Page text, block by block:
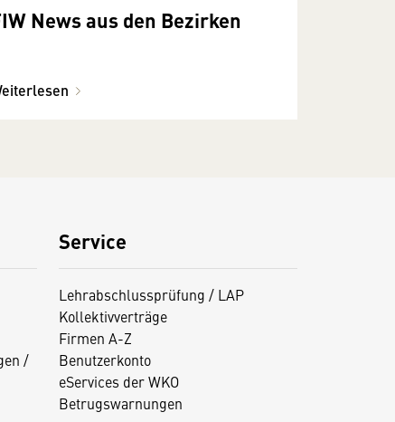
News aus den Bezirken
/
Service
Lehrabschlussprüfung / LAP
Kollektivverträge
Firmen A-Z
Benutzerkonto
eServices der WKO
Betrugswarnungen